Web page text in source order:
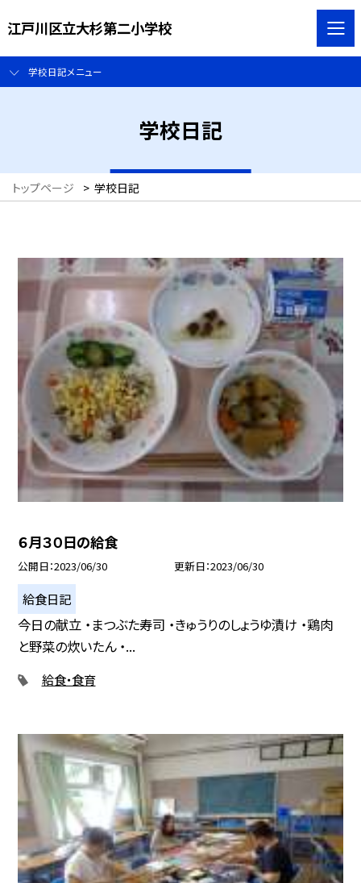
江戸川区立大杉第二小学校
学校日記メニュー
学校日記
トップページ > 学校日記
６月３０日の給食
公開日 2023/06/30 更新日 2023/06/30
給食日記
今日の献立 ・まつぶた寿司 ・きゅうりのしょうゆ漬け ・鶏肉
と野菜の炊いたん ・...
給食・食育